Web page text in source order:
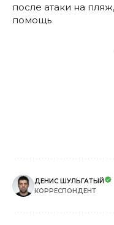
после атаки на
помощь
ДЕНИС ШУЛЬГАТЫЙ
КОРРЕСПОНДЕНТ